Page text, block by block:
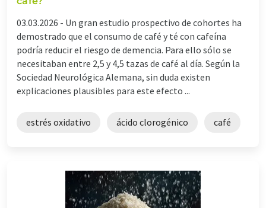
03.03.2026 - Un gran estudio prospectivo de cohortes ha
demostrado que el consumo de café y té con cafeína
podría reducir el riesgo de demencia. Para ello sólo se
necesitaban entre 2,5 y 4,5 tazas de café al día. Según la
Sociedad Neurológica Alemana, sin duda existen
explicaciones plausibles para este efecto ...
estrés oxidativo ácido clorogénico café